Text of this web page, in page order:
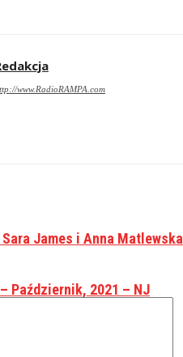
www.RadioRAMPA.com
James i Anna Matlewska
Październik, 2021 – NJ